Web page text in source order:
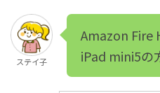
ステイ子
Amazon Fire
iPad mini5の